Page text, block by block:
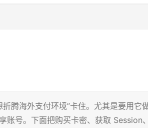
腾海外支付环境”卡住。尤其是要用它
号。下面把购买卡密、获取 Session、